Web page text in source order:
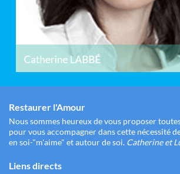
Restaurer l'Amour
Nous sommes heureux de vous proposer
pour vous accompagner dans cette nécessité
en soi-"m'aime" et autour de soi. Catherine et
Liens directs